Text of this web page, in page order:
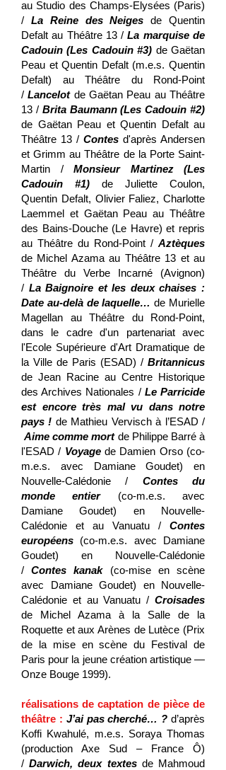
au Studio des Champs-Elysées (Paris)
/ La Reine des Neiges de Quentin
Defalt au Théâtre 13 /La marquise de
Cadouin (Les Cadouin #3) de Gaëtan
Peau et Quentin Defalt (m.e.s. Quentin
Defalt) au Théâtre du Rond-Point
/Lancelot de Gaëtan Peau au Théâtre
13 / Brita Baumann (Les Cadouin #2)
de Gaëtan Peau et Quentin Defalt au
Théâtre 13 / Contes d'après Andersen
et Grimm au Théâtre de la Porte Saint-
Martin / Monsieur Martinez (Les
Cadouin #1) de Juliette Coulon,
Quentin Defalt, Olivier Faliez, Charlotte
Laemmel et Gaëtan Peau au Théâtre
des Bains-Douche (Le Havre) et repris
au Théâtre du Rond-Point / Aztèques
de Michel Azama au Théâtre 13 et au
Théâtre du Verbe Incarné (Avignon)
/ La Baignoire et les deux chaises :
Date au-delà de laquelle… de Murielle
Magellan au Théâtre du Rond-Point,
dans le cadre d'un partenariat avec
l'Ecole Supérieure d'Art Dramatique de
la Ville de Paris (ESAD) / Britannicus
de Jean Racine au Centre Historique
des Archives Nationales / Le Parricide
est encore très mal vu dans notre
pays ! de Mathieu Vervisch à l’ESAD /
Aime comme mort de Philippe Barré à
l'ESAD / Voyagede Damien Orso (co-
m.e.s. avec Damiane Goudet) en
Nouvelle-Calédonie / Contes du
monde entier(co-m.e.s. avec
Damiane Goudet) en Nouvelle-
Calédonie et au Vanuatu / Contes
européens (co-m.e.s. avec Damiane
Goudet) en Nouvelle-Calédonie
/Contes kanak(co-mise en scène
avec Damiane Goudet) en Nouvelle-
Calédonie et au Vanuatu / Croisades
de Michel Azama à la Salle de la
Roquette et aux Arènes de Lutèce (Prix
de la mise en scène du Festival de
Paris pour la jeune création artistique —
Onze Bouge 1999).
réalisations de captation de pièce de
théâtre : J’ai pas cherché… ? d’après
Koffi Kwahulé, m.e.s. Soraya Thomas
(production Axe Sud – France Ô)
/Darwich, deux textesde Mahmoud